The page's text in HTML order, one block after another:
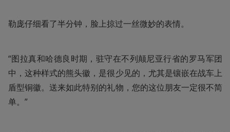
勒庞仔细看了半分钟，脸上掠过一丝微妙的表情。
“图拉真和哈德良时期，驻守在不列颠尼亚行省的罗马军团
中，这种样式的熊头徽，是很少见的，尤其是镶嵌在战车上
盾型铜徽。送来如此特别的礼物，您的这位朋友一定很不简
单。”